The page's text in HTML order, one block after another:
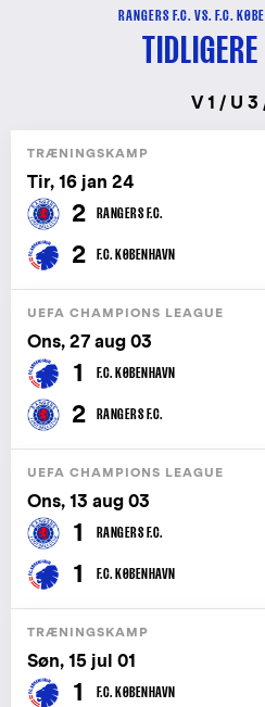
RANGERS F.C. VS. F.C.
V 1 / U 3
TRÆNINGSKAMP
Tir, 16 jan 24
2 RANGERS F.C.
2 F.C. KØBENHAVN
UEFA CHAMPIONS LEAGUE
Ons, 27 aug 03
1 F.C. KØBENHAVN
2 RANGERS F.C.
UEFA CHAMPIONS LEAGUE
Ons, 13 aug 03
1 RANGERS F.C.
1 F.C. KØBENHAVN
TRÆNINGSKAMP
Søn, 15 jul 01
1 F.C. KØBENHAVN